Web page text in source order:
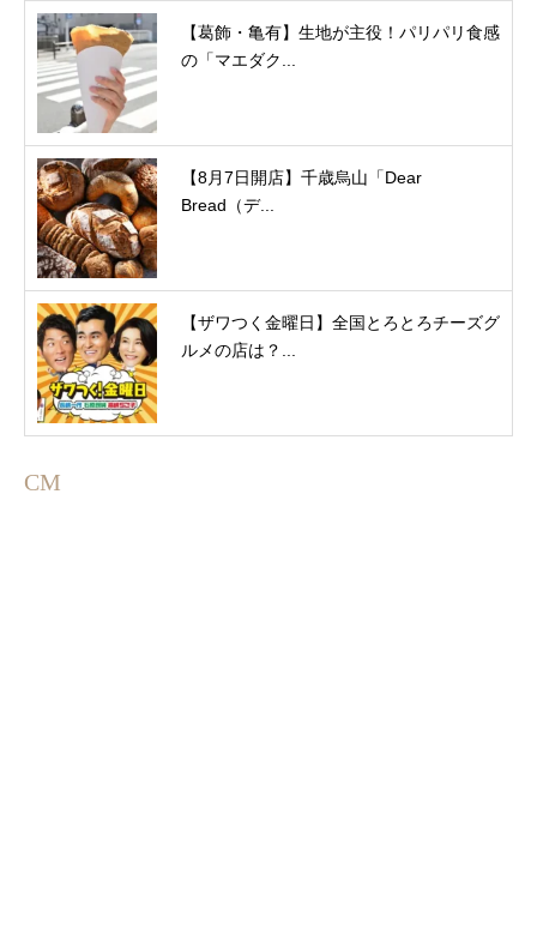
【葛飾・亀有】生地が主役！パリパリ食感
の「マエダク...
【8月7日開店】千歳烏山「Dear
Bread（デ...
【ザワつく金曜日】全国とろとろチーズグ
ルメの店は？...
CM